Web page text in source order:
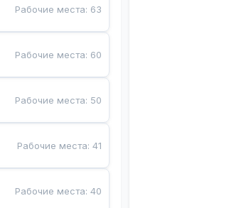
Рабочие места: 63
Рабочие места: 60
Рабочие места: 50
Рабочие места:41
Рабочие места:40